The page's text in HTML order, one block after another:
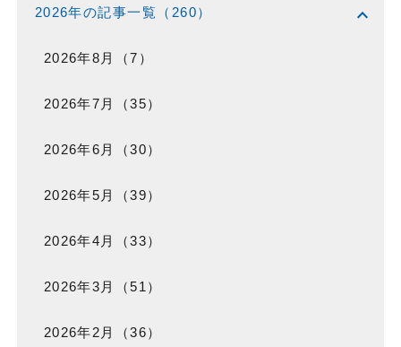
2026年の記事一覧（260） expand_more
2026年8月（7）
2026年7月（35）
2026年6月（30）
2026年5月（39）
2026年4月（33）
2026年3月（51）
2026年2月（36）